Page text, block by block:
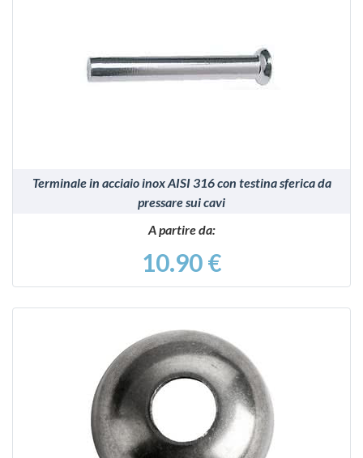
VEDI
Terminale in acciaio inox AISI 316 con testina sferica da
pressare sui cavi
A partire da:
10.90 €